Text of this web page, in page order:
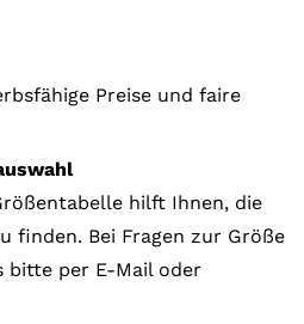
Preise und faire
hilft Ihnen, die
finden. Bei Fragen zur Größe
bitte per E-Mail oder